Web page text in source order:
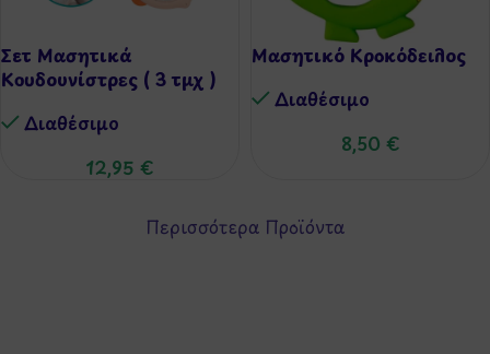
Σετ Μασητικά
Κουδουνίστρες ( 3 τμχ )
Διαθέσιμo
12,95 €
Μασητικό Κροκόδειλος
Διαθέσιμo
8,50 €
Περισσότερα Προϊόντα